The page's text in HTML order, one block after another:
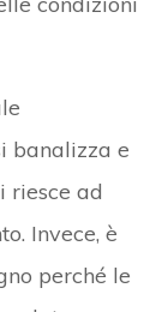
banalizza e
riesce ad
Invece, è
perché le